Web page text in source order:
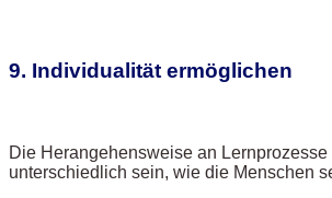
9. Individualität ermöglichen
Die Herangehensweise an Lernprozesse
unterschiedlich sein, wie die Menschen